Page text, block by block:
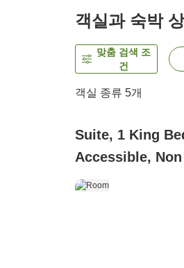
객실과 숙박
맞춤 검색 조
건
객실 종류 5개
Suite, 1 King
Accessible,